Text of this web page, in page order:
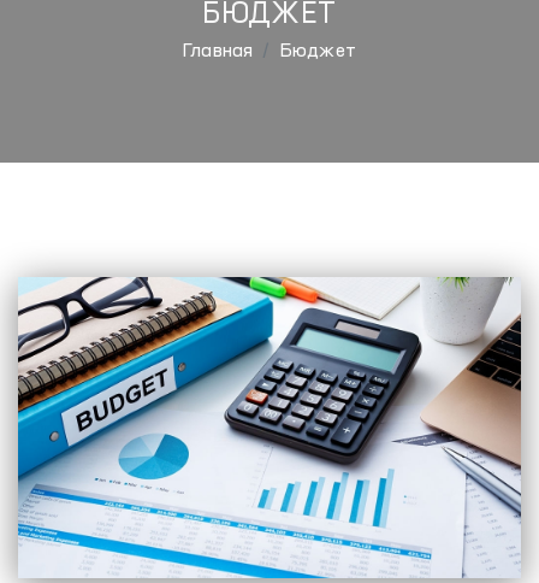
БЮДЖЕТ
Главная Бюджет